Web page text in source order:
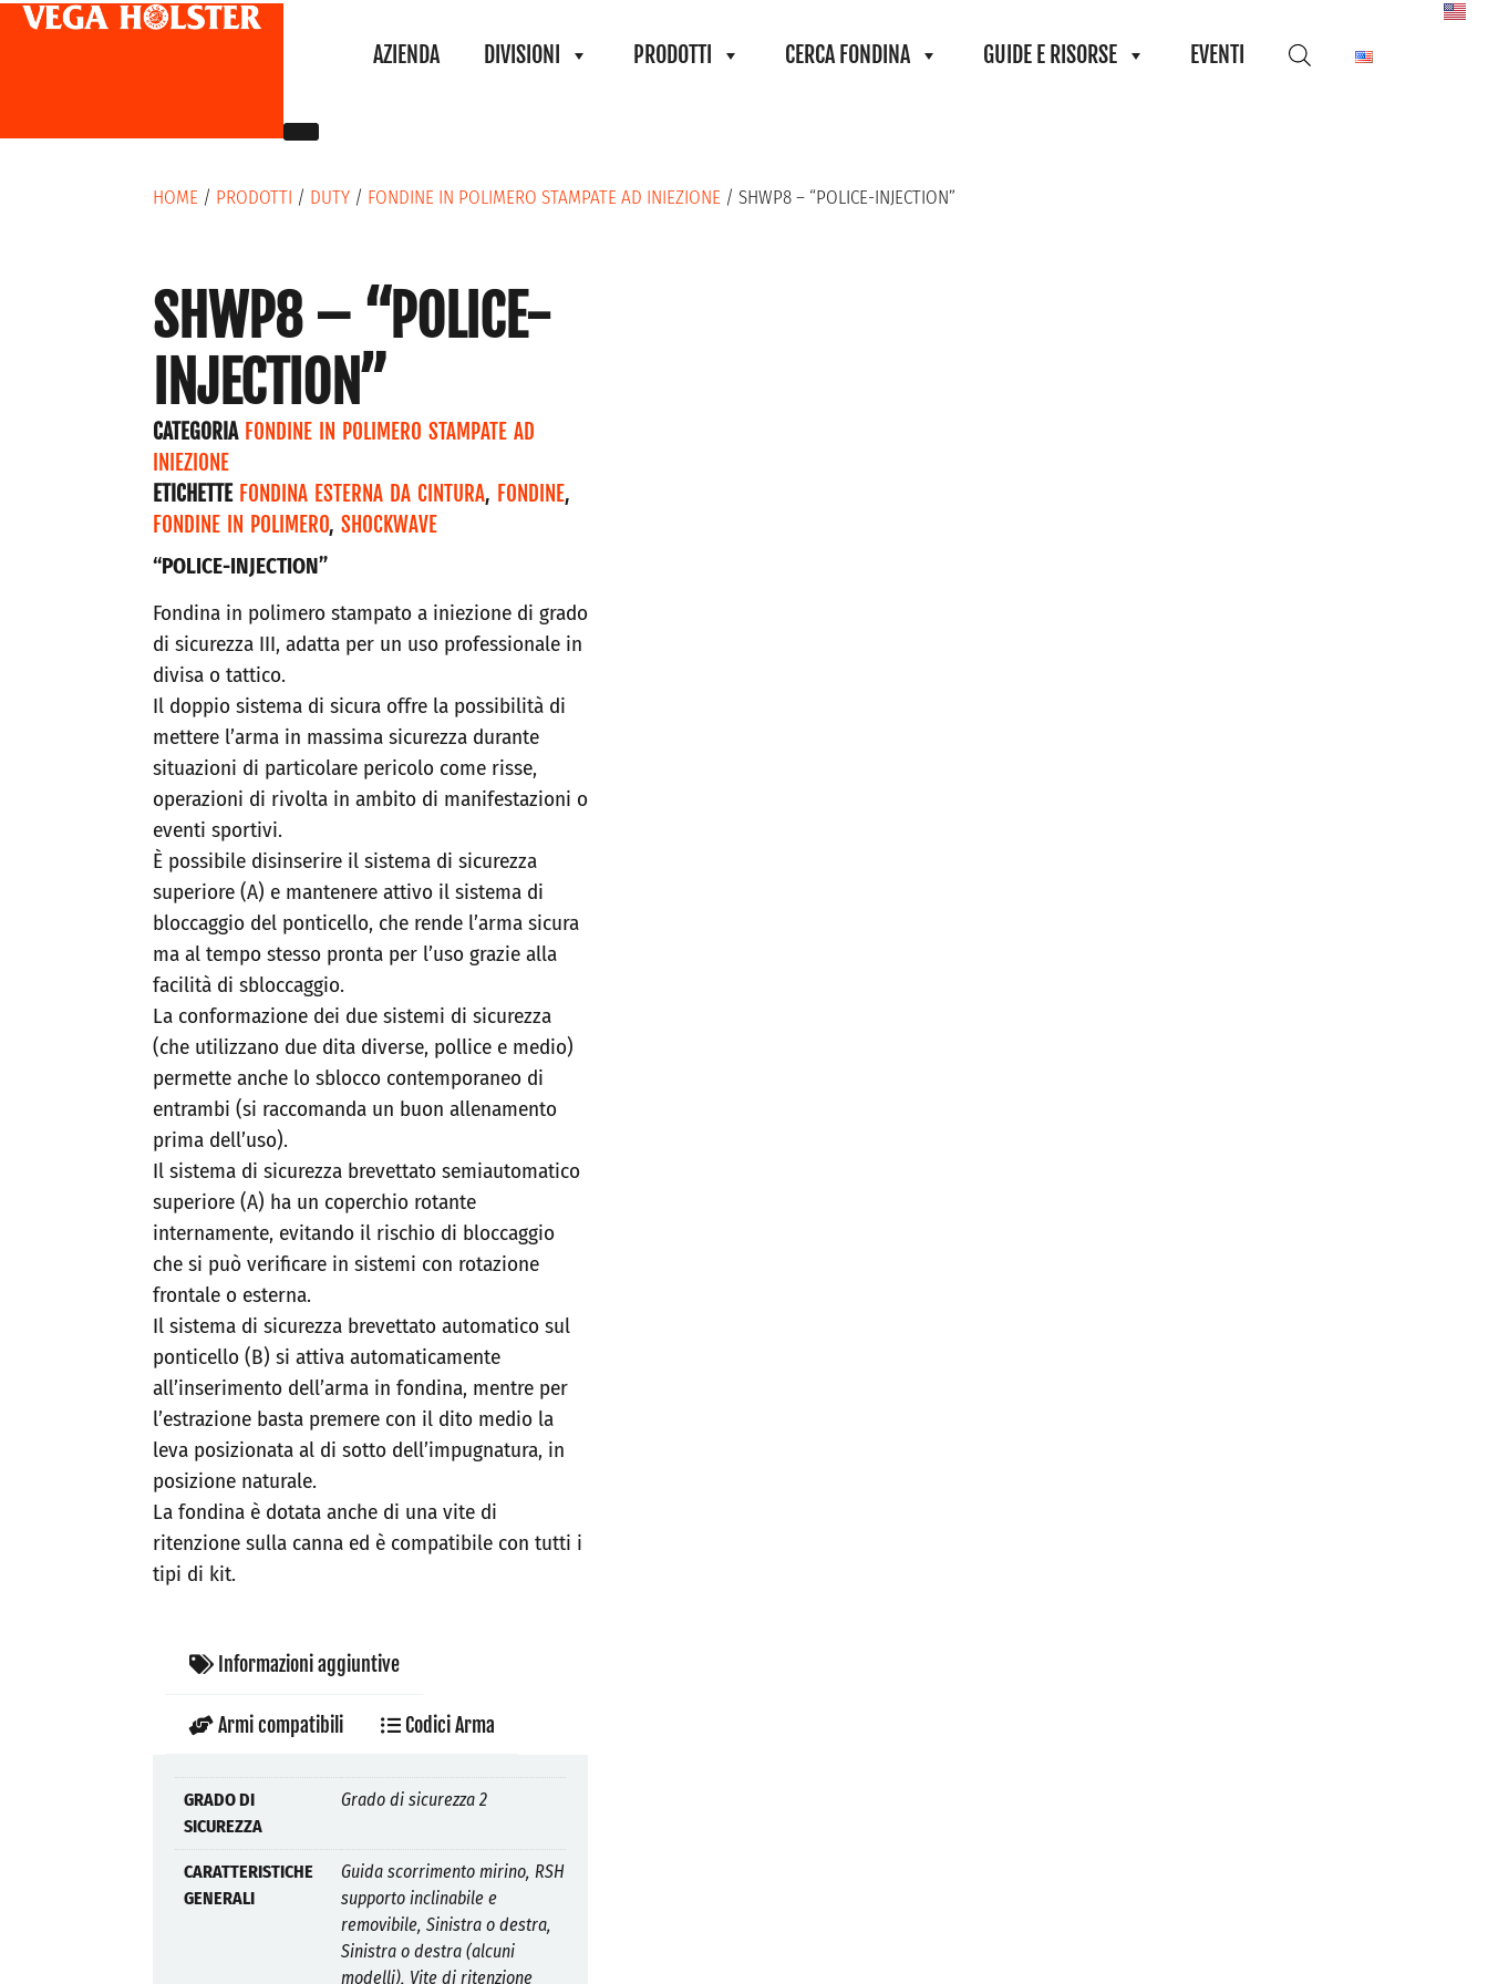
AZIENDA DIVISIONI PRODOTTI CERCA FONDINA GUIDE E RISORSE EVENTI
HOME / PRODOTTI / DUTY / FONDINE IN POLIMERO STAMPATE AD INIEZIONE / SHWP8 – “POLICE-INJECTION”
SHWP8 – “POLICE-
INJECTION”
CATEGORIA FONDINE IN POLIMERO STAMPATE AD
INIEZIONE
ETICHETTE FONDINA ESTERNA DA CINTURA, FONDINE,
FONDINE IN POLIMERO, SHOCKWAVE
“POLICE-INJECTION”
Fondina in polimero stampato a iniezione di grado
di sicurezza III, adatta per un uso professionale in
divisa o tattico.
Il doppio sistema di sicura offre la possibilità di
mettere l’arma in massima sicurezza durante
situazioni di particolare pericolo come risse,
operazioni di rivolta in ambito di manifestazioni o
eventi sportivi.
È possibile disinserire il sistema di sicurezza
superiore (A) e mantenere attivo il sistema di
bloccaggio del ponticello, che rende l’arma sicura
ma al tempo stesso pronta per l’uso grazie alla
facilità di sbloccaggio.
La conformazione dei due sistemi di sicurezza
(che utilizzano due dita diverse, pollice e medio)
permette anche lo sblocco contemporaneo di
entrambi (si raccomanda un buon allenamento
prima dell’uso).
Il sistema di sicurezza brevettato semiautomatico
superiore (A) ha un coperchio rotante
internamente, evitando il rischio di bloccaggio
che si può verificare in sistemi con rotazione
frontale o esterna.
Il sistema di sicurezza brevettato automatico sul
ponticello (B) si attiva automaticamente
all’inserimento dell’arma in fondina, mentre per
l’estrazione basta premere con il dito medio la
leva posizionata al di sotto dell’impugnatura, in
posizione naturale.
La fondina è dotata anche di una vite di
ritenzione sulla canna ed è compatibile con tutti i
tipi di kit.
Informazioni aggiuntive
Armi compatibili Codici Arma
GRADO DI
SICUREZZA
Grado di sicurezza 2
CARATTERISTICHE
GENERALI
Guida scorrimento mirino, RSH
supporto inclinabile e
removibile, Sinistra o destra,
Sinistra o destra (alcuni
modelli), Vite di ritenzione